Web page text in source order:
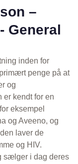
–
General
inden for
penge på at
og
er kendt for en
eksempel
og Aveeno, og
laver de
og HIV.
sælger i dag deres